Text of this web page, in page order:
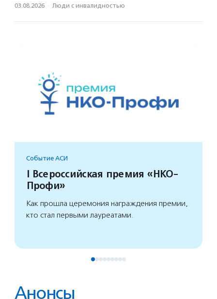
03.08.2026 · Люди с инвалидностью
Событие АСИ
I Всероссийская премия «НКО-
Профи»
Как прошла церемония награждения премии,
кто стал первыми лауреатами.
Анонсы